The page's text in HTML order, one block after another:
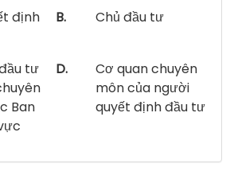
định
B. Chủ đầu tư
tư
Ban
D.
Cơ quan chuyên
môn của người
quyết định đầu tư